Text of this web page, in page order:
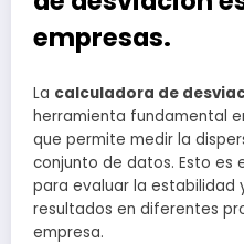
empresas.
La calculadora de
herramienta fundamental
que permite medir la
conjunto de datos. Esto es
para evaluar la estabilidad
resultados en diferentes
empresa.